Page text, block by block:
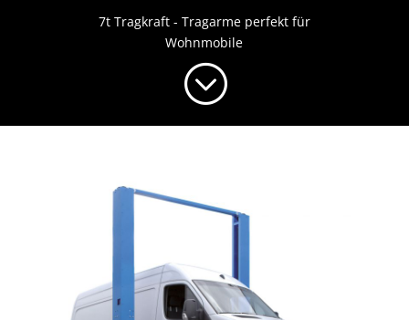
7t Tragkraft - Tragarme perfekt für
Wohnmobile
;